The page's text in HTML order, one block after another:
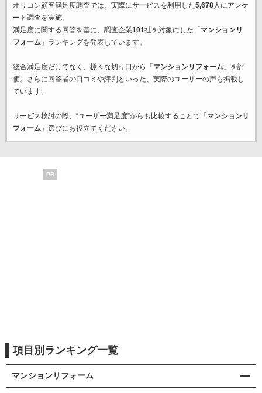
オリコン顧客満足度調査では、実際にサービスを利用した5,678人にアンケ
ート調査を実施。
満足度に関する回答を基に、調査企業101社を対象にした「 マンションリ
フォーム」ランキングを発表しています。
総合満足度だけでなく、様々な切り口から「 マンションリフォーム」を評
価。さらに回答者の口コミや評判といった、実際のユーザーの声も掲載し
ています。
サービス検討の際、“ユーザー満足度”からも比較することで「 マンションリ
フォーム」選びにお役立てください。
PR
項目別ランキング一覧
マンションリフォーム